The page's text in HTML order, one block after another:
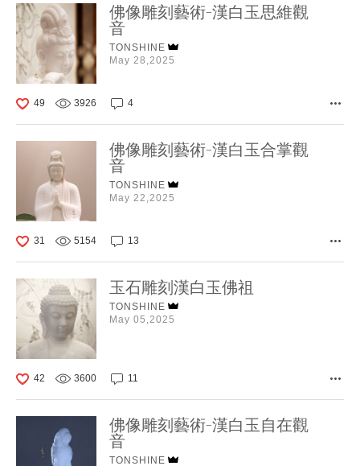
佛像雕刻藝術-漢白玉思維觀
音
TONSHINE
May 28,2025
49 3926 4
佛像雕刻藝術-漢白玉合掌觀
音
TONSHINE
May 22,2025
31 5154 13
玉石雕刻漢白玉佛祖
TONSHINE
May 05,2025
42 3600 11
佛像雕刻藝術-漢白玉自在觀
音
TONSHINE